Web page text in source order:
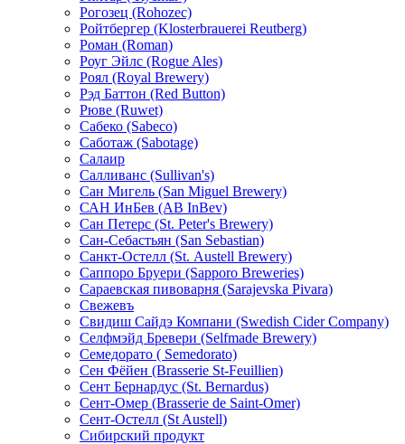
Рогозец (Rohozec)
Ройтбергер (Klosterbrauerei Reutberg)
Роман (Roman)
Роуг Эйлс (Rogue Ales)
Роял (Royal Brewery)
Рэд Баттон (Red Button)
Рюве (Ruwet)
Сабеко (Sabeco)
Саботаж (Sabotage)
Салаир
Салливанс (Sullivan's)
Сан Мигель (San Miguel Brewery)
САН ИнБев (AB InBev)
Сан Петерс (St. Peter's Brewery)
Сан-Себастьян (San Sebastian)
Санкт-Остелл (St. Аustell Вrewery)
Саппоро Бруери (Sapporo Breweries)
Сараевская пивоварня (Sarajevska Pivara)
Свежевъ
Свидиш Сайдэ Компани (Swedish Cider Company)
Селфмэйд Бревери (Selfmade Brewery)
Семедорато ( Semedorato)
Сен Фёйен (Brasserie St-Feuillien)
Сент Бернардус (St. Bernardus)
Сент-Омер (Brasserie de Saint-Omer)
Сент-Остелл (St Austell)
Сибирский продукт